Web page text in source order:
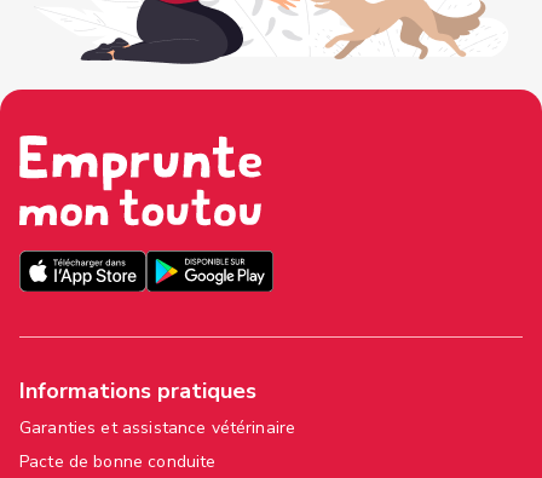
Informations pratiques
Garanties et assistance vétérinaire
Pacte de bonne conduite